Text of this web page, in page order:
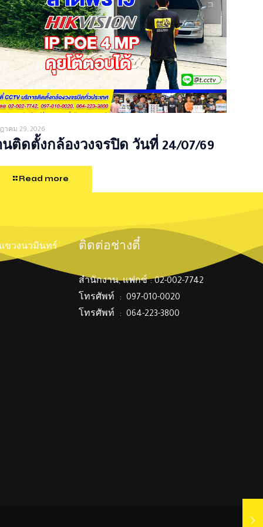
าคม 29, 2026
นติดตั้งกล้องวงจรปิด วันที่ 24/07/69
Read more
แขวงนวมินทร์ ติดต่อช่างตี๋
สำนักงาน, แฟกซ์ : 02-002-7742
โทรศัพท์ : 097-010-0020
โทรศัพท์ : 064-223-3800